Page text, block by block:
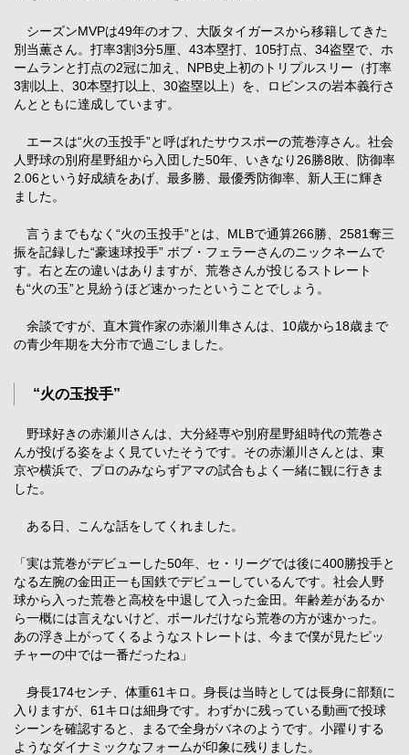
シーズンMVPは49年のオフ、大阪タイガースから移籍してきた
別当薫さん。打率3割3分5厘、43本塁打、105打点、34盗塁で、ホ
ームランと打点の2冠に加え、NPB史上初のトリプルスリー（打率
3割以上、30本塁打以上、30盗塁以上）を、ロビンスの岩本義行さ
んとともに達成しています。
エースは“火の玉投手”と呼ばれたサウスポーの荒巻淳さん。社会
人野球の別府星野組から入団した50年、いきなり26勝8敗、防御率
2.06という好成績をあげ、最多勝、最優秀防御率、新人王に輝き
ました。
言うまでもなく“火の玉投手”とは、MLBで通算266勝、2581奪三
振を記録した“豪速球投手” ボブ・フェラーさんのニックネームで
す。右と左の違いはありますが、荒巻さんが投じるストレート
も“火の玉”と見紛うほど速かったということでしょう。
余談ですが、直木賞作家の赤瀬川隼さんは、10歳から18歳まで
の青少年期を大分市で過ごしました。
“火の玉投手”
野球好きの赤瀬川さんは、大分経専や別府星野組時代の荒巻さ
んが投げる姿をよく見ていたそうです。その赤瀬川さんとは、東
京や横浜で、プロのみならずアマの試合もよく一緒に観に行きま
した。
ある日、こんな話をしてくれました。
「実は荒巻がデビューした50年、セ・リーグでは後に400勝投手と
なる左腕の金田正一も国鉄でデビューしているんです。社会人野
球から入った荒巻と高校を中退して入った金田。年齢差があるか
ら一概には言えないけど、ボールだけなら荒巻の方が速かった。
あの浮き上がってくるようなストレートは、今まで僕が見たピッ
チャーの中では一番だったね」
身長174センチ、体重61キロ。身長は当時としては長身に部類に
入りますが、61キロは細身です。わずかに残っている動画で投球
シーンを確認すると、まるで全身がバネのようです。小躍りする
ようなダイナミックなフォームが印象に残りました。